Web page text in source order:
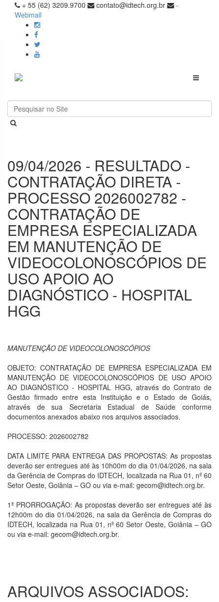
+ 55 (62) 3209.9700 contato@idtech.org.br
-
Webmail
Toggle
09/04/2026 - RESULTADO -
CONTRATAÇÃO DIRETA -
PROCESSO 2026002782 -
CONTRATAÇÃO DE
EMPRESA ESPECIALIZADA
EM MANUTENÇÃO DE
VIDEOCOLONOSCÓPIOS DE
USO APOIO AO
DIAGNÓSTICO - HOSPITAL
HGG
MANUTENÇÃO DE VIDEOCOLONOSCÓPIOS
OBJETO: CONTRATAÇÃO DE EMPRESA ESPECIALIZADA EM
MANUTENÇÃO DE VIDEOCOLONOSCÓPIOS DE USO APOIO
AO DIAGNÓSTICO - HOSPITAL HGG, através do Contrato de
Gestão firmado entre esta Instituição e o Estado de Goiás,
através de sua Secretaria Estadual de Saúde conforme
documentos anexados abaixo nos arquivos associados.
PROCESSO: 2026002782
DATA LIMITE PARA ENTREGA DAS PROPOSTAS: As propostas
deverão ser entregues até às 10h00m do dia 01/04/2026, na sala
da Gerência de Compras do IDTECH, localizada na Rua 01, nº 60
Setor Oeste, Goiânia – GO ou via e-mail: gecom@idtech.org.br.
1ª PRORROGAÇÃO: As propostas deverão ser entregues até às
12h00m do dia 01/04/2026, na sala da Gerência de Compras do
IDTECH, localizada na Rua 01, nº 60 Setor Oeste, Goiânia – GO
ou via e-mail: gecom@idtech.org.br.
ARQUIVOS ASSOCIADOS: